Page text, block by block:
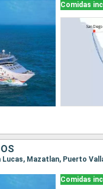
Comidas
Lucas, Mazatlan, Puerto
Comidas